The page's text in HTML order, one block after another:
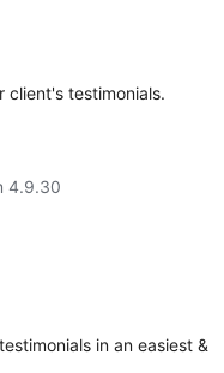
client's testimonials.
4.9.30
in an easiest &